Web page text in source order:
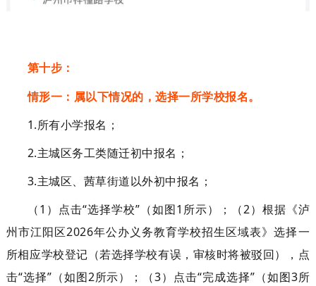
第十步：
情形一 ： 属以下情况的，选择一所学校报名。
1.所有小学报名 ；
2.主城区务工类随迁初中报名 ；
3.主城区、茜草街道以外初中报名 ；
（1 ） 点击“选择学校” （如图1 所示） ； （2） 根据 《泸
州市江阳区2026年公办义务教育学校招生区域表》选择一
所相应学校登记（若选择学校有误 ，审核时将被驳回），点
击“选择” （如图2所示） ； （3） 点击“完成选择” （如图3所